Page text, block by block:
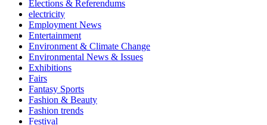
Elections & Referendums
electricity
Employment News
Entertainment
Environment & Climate Change
Environmental News & Issues
Exhibitions
Fairs
Fantasy Sports
Fashion & Beauty
Fashion trends
Festival